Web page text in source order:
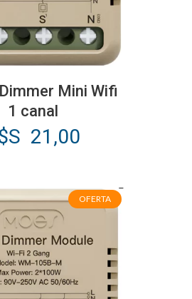
Mini Wifi
1 canal
21,00
OFERTA